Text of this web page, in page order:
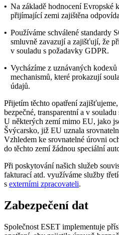
• Na základě hodnocení Evropské
přijímající zemi zajištěna
• Používáme schválené standardy
smluvně zavazují a zajišťují, že
v souladu s požadavky GDPR.
• Vycházíme z uznávaných
mechanismů, které prokazují
údajů.
Přijetím těchto opatření
bezpečné, transparentní a v
U některých zemí mimo EU, jako
Švýcarsko, již EU uznala
Vzhledem ke srovnatelné úrovni
do těchto zemí žádnou speciální
Při poskytování našich služeb
fakturací atd. využíváme služby
s externími zpracovateli.
Zabezpečení dat
Společnost ESET implementuje